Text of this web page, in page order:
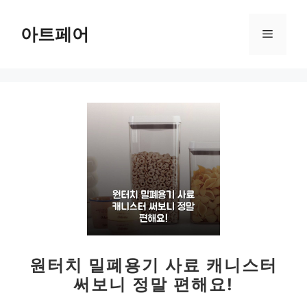
아트페어 메
원터치 밀폐용기 사료 캐니스터
써보니 정말 편해요!